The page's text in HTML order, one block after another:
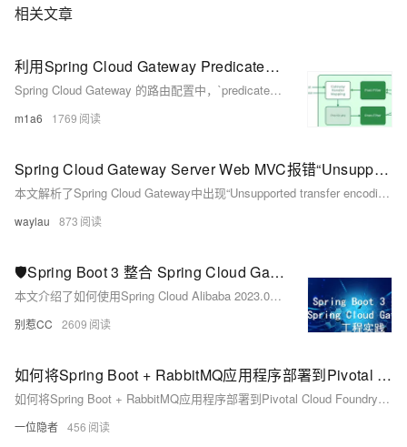
相关文章
利用Spring Cloud Gateway Predicate优化微服务路由策略
Spring Cloud Gateway 的路由配置中，`predicates`​（断言）用于定义哪些请求应该匹配特定的路由规则。 断言是Gateway在进行路由时，根据具体的请求信息如请求路径、请求方法、请求参数等进行匹配的规则。当一个请求的信息符合断言设置的条件时，Gateway就会将该请求路由到对应的服务上。
m1a6 1769
Spring Cloud Gateway Server Web MVC报错“Unsupported transfer encoding: chunked”解决
本文解析了Spring Cloud Gateway中出现“Unsupported transfer encoding: chunked”错误的原因，指出该问题源于Feign依赖的HTTP客户端与服务端的`chunked`传输编码不兼容，并提供了具体的解决方案。通过规范Feign客户端接口的返回类型，可有效避免该异常，提升系统兼容性与稳定性。
waylau 873
🛡️Spring Boot 3 整合 Spring Cloud Gateway 工程实践
本文介绍了如何使用Spring Cloud Alibaba 2023.0.0.0技术栈构建微服务网关，以应对微服务架构中流量治理与安全管控的复杂性。通过一个包含鉴权服务、文件服务和主服务的项目，详细讲解了网关的整合与功能开发。首先，通过统一路由配置，将所有请求集中到网关进行管理；其次，实现了限流防刷功能，防止恶意刷接口；最后，添加了登录鉴权机制，确保用户身份验证。整个过程结合Nacos注册中心，确保服务注册与配置管理的高效性。通过这些实践，帮助开发者更好地理解和应用微服务网关。
别惹CC 2609
如何将Spring Boot + RabbitMQ应用程序部署到Pivotal Cloud Foundry (PCF)
如何将Spring Boot + RabbitMQ应用程序部署到Pivotal Cloud Foundry (PCF)
一位隐者 456